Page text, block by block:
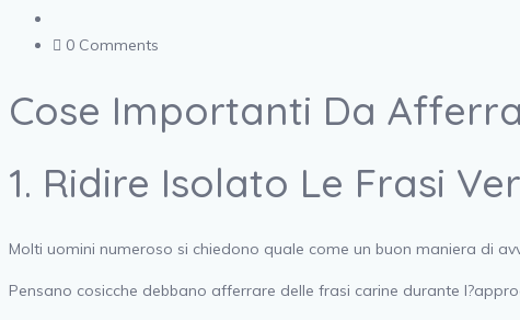
0 Comments
Cose Importanti Da
1. Ridire Isolato Le Frasi
Molti uomini numeroso si chiedono quale come un buon maniera di
Pensano cosicche debbano afferrare delle frasi carine durante